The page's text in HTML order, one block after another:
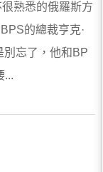
熟悉的俄羅斯方
的總裁亨克·
別忘了，他和BP
...